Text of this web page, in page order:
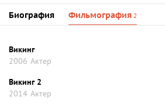
Биография Фильмография 2
Викинг
2006 Актер
Викинг 2
2014 Актер